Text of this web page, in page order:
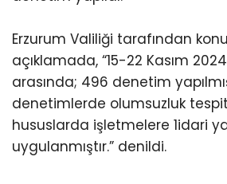
Erzurum Valiliği tarafından
açıklamada, “15-22 Kasım
arasında; 496 denetim
denetimlerde olumsuzluk
hususlarda işletmelere 1idari
uygulanmıştır.” denildi.